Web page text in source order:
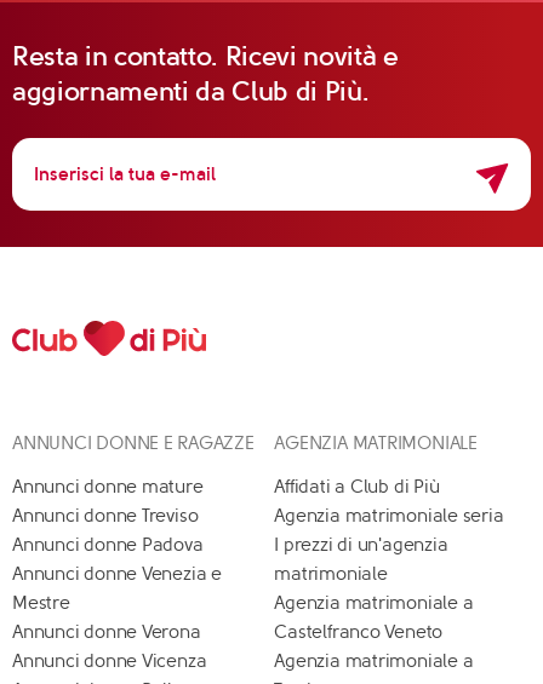
Resta in contatto. Ricevi novità e
aggiornamenti da Club di Più.
ANNUNCI DONNE E RAGAZZE
Annunci donne mature
Annunci donne Treviso
Annunci donne Padova
Annunci donne Venezia e
Mestre
Annunci donne Verona
Annunci donne Vicenza
AGENZIA MATRIMONIALE
Affidati a Club di Più
Agenzia matrimoniale seria
I prezzi di un'agenzia
matrimoniale
Agenzia matrimoniale a
Castelfranco Veneto
Agenzia matrimoniale a